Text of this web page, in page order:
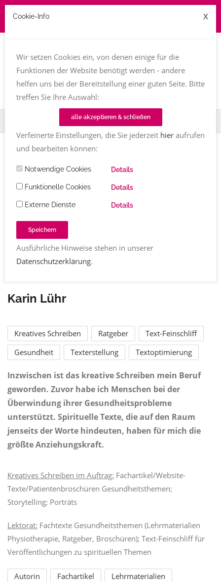
Fachfrauenmarkt Karin Lühr
Karin Lühr
Kreatives Schreiben Ratgeber
Text-Feinschliff
Gesundheit
Texterstellung Textoptimierung
Inzwischen ist das kreative Schreiben mein Beruf
geworden. Zuvor habe ich Menschen bei der
Überwindung ihrer Gesundheitsprobleme
unterstützt. Spirituelle Texte, die auf den Raum
jenseits der Worte hindeuten, haben für mich die
größte Anziehungskraft.
Kreatives Schreiben im Auftrag: Fachartikel/Website-
Texte/Patientenbroschüren Gesundheitsthemen;
Storytelling; Porträts
Lektorat: Fachtexte Gesundheitsthemen (Lehrmaterialien
Physiotherapie, Ratgeber, Broschüren); Text-Feinschliff für
Veröffentlichungen zu spirituellen Themen
Autorin Fachartikel
Lehrmaterialien
Cookie-Info X
Wir setzen Cookies ein, von denen einige für die
Funktionen der Website benötigt werden - andere
helfen uns bei der Bereitstellung einer guten Seite. Bitte
treffen Sie Ihre Auswahl:
alle akzeptieren & schließen
Verfeinerte Einstellungen, die Sie jederzeit hieraufrufen
und bearbeiten können:
Notwendige Cookies Details
Funktionelle Cookies Details
Externe Dienste Details
Speichern
Ausführliche Hinweise stehen in unserer
Datenschutzerklärung.